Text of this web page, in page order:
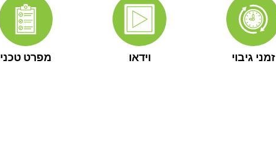
זמני גיבוי וידאו מפרט טכני